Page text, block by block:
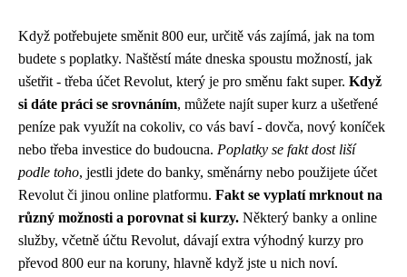
Když potřebujete směnit 800 eur, určitě vás zajímá, jak na tom
budete s poplatky. Naštěstí máte dneska spoustu možností, jak
ušetřit - třeba účet Revolut, který je pro směnu fakt super. Když
si dáte práci se srovnáním, můžete najít super kurz a ušetřené
peníze pak využít na cokoliv, co vás baví - dovča, nový koníček
nebo třeba investice do budoucna. Poplatky se fakt dost liší
podle toho, jestli jdete do banky, směnárny nebo použijete účet
Revolut či jinou online platformu. Fakt se vyplatí mrknout na
různý možnosti a porovnat si kurzy. Některý banky a online
služby, včetně účtu Revolut, dávají extra výhodný kurzy pro
převod 800 eur na koruny, hlavně když jste u nich noví.